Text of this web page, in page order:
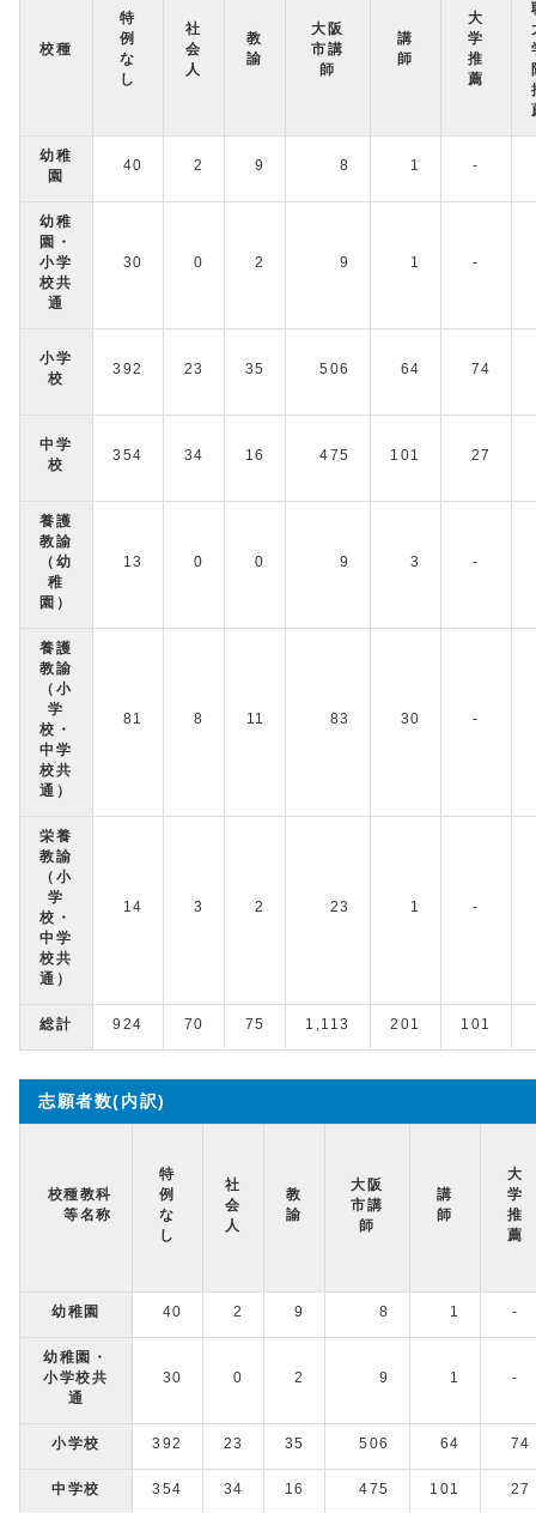
校種
特
例
な
し
社
会
人
教
諭
大阪
市講
師
講
師
大
学
推
薦
幼稚
園
40 2 9 8 1 -
幼稚
園・
小学
校共
通
30 0 2 9 1 -
小学
校
392 23 35 506 64 74
中学
校
354 34 16 475 101 27
養護
教諭
（幼
稚
園）
13 0 0 9 3 -
養護
教諭
（小
学
校・
中学
校共
通）
81 8 11 83 30 -
栄養
教諭
（小
学
校・
中学
校共
通）
14 3 2 23 1 -
総計 924 70 75 1,113 201 101
志願者数(内訳)
校種教科
等名称
特
例
な
し
社
会
人
教
諭
大阪
市講
師
講
師
大
学
推
薦
幼稚園 40 2 9 8 1 -
幼稚園・
小学校共
通
30 0 2 9 1 -
小学校 392 23 35 506 64 74
中学校 354 34 16 475 101 27